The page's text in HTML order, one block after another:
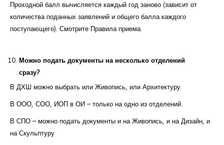
Проходной балл вычисляется каждый год заново (зависит от
количества поданных заявлений и общего балла каждого
поступающего). Смотрите Правила приема.
Можно подать документы на несколько отделений
сразу?
В ДХШ можно выбрать или Живопись, или Архитектуру.
В ООО, СОО, ИОП в ОИ – только на одно из отделений.
В СПО – можно подать документы и на Живопись, и на Дизайн, и
на Скульптуру